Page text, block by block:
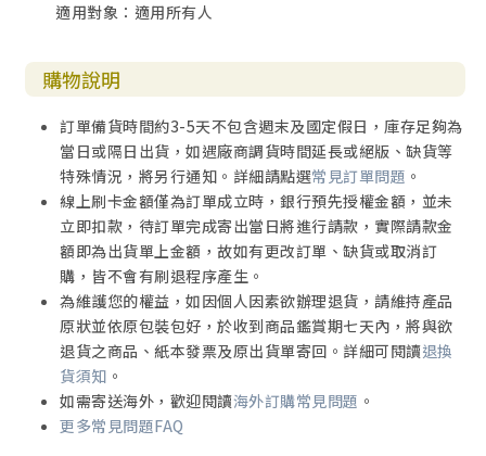
適用對象：適用所有人
購物說明
訂單備貨時間約3-5天不包含週末及國定假日，庫存足夠為
當日或隔日出貨，如遇廠商調貨時間延長或絕版、缺貨等
特殊情況，將另行通知。詳細請點選常見訂單問題 。
線上刷卡金額僅為訂單成立時，銀行預先授權金額，並未
立即扣款，待訂單完成寄出當日將進行請款，實際請款金
額即為出貨單上金額，故如有更改訂單、缺貨或取消訂
購，皆不會有刷退程序產生。
為維護您的權益，如因個人因素欲辦理退貨，請維持產品
原狀並依原包裝包好，於收到商品鑑賞期七天內，將與欲
退貨之商品、紙本發票及原出貨單寄回。詳細可閱讀退換
貨須知 。
如需寄送海外，歡迎閱讀海外訂購常見問題 。
更多常見問題FAQ